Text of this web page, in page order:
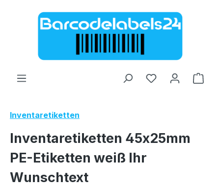
Zum Hauptinhalt springen
Inventaretiketten
Inventaretiketten 45x25mm
PE-Etiketten weiß Ihr
Wunschtext